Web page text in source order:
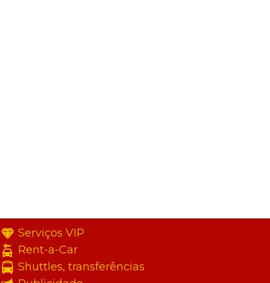
Serviços VIP
Rent-a-Car
Shuttles, transferências